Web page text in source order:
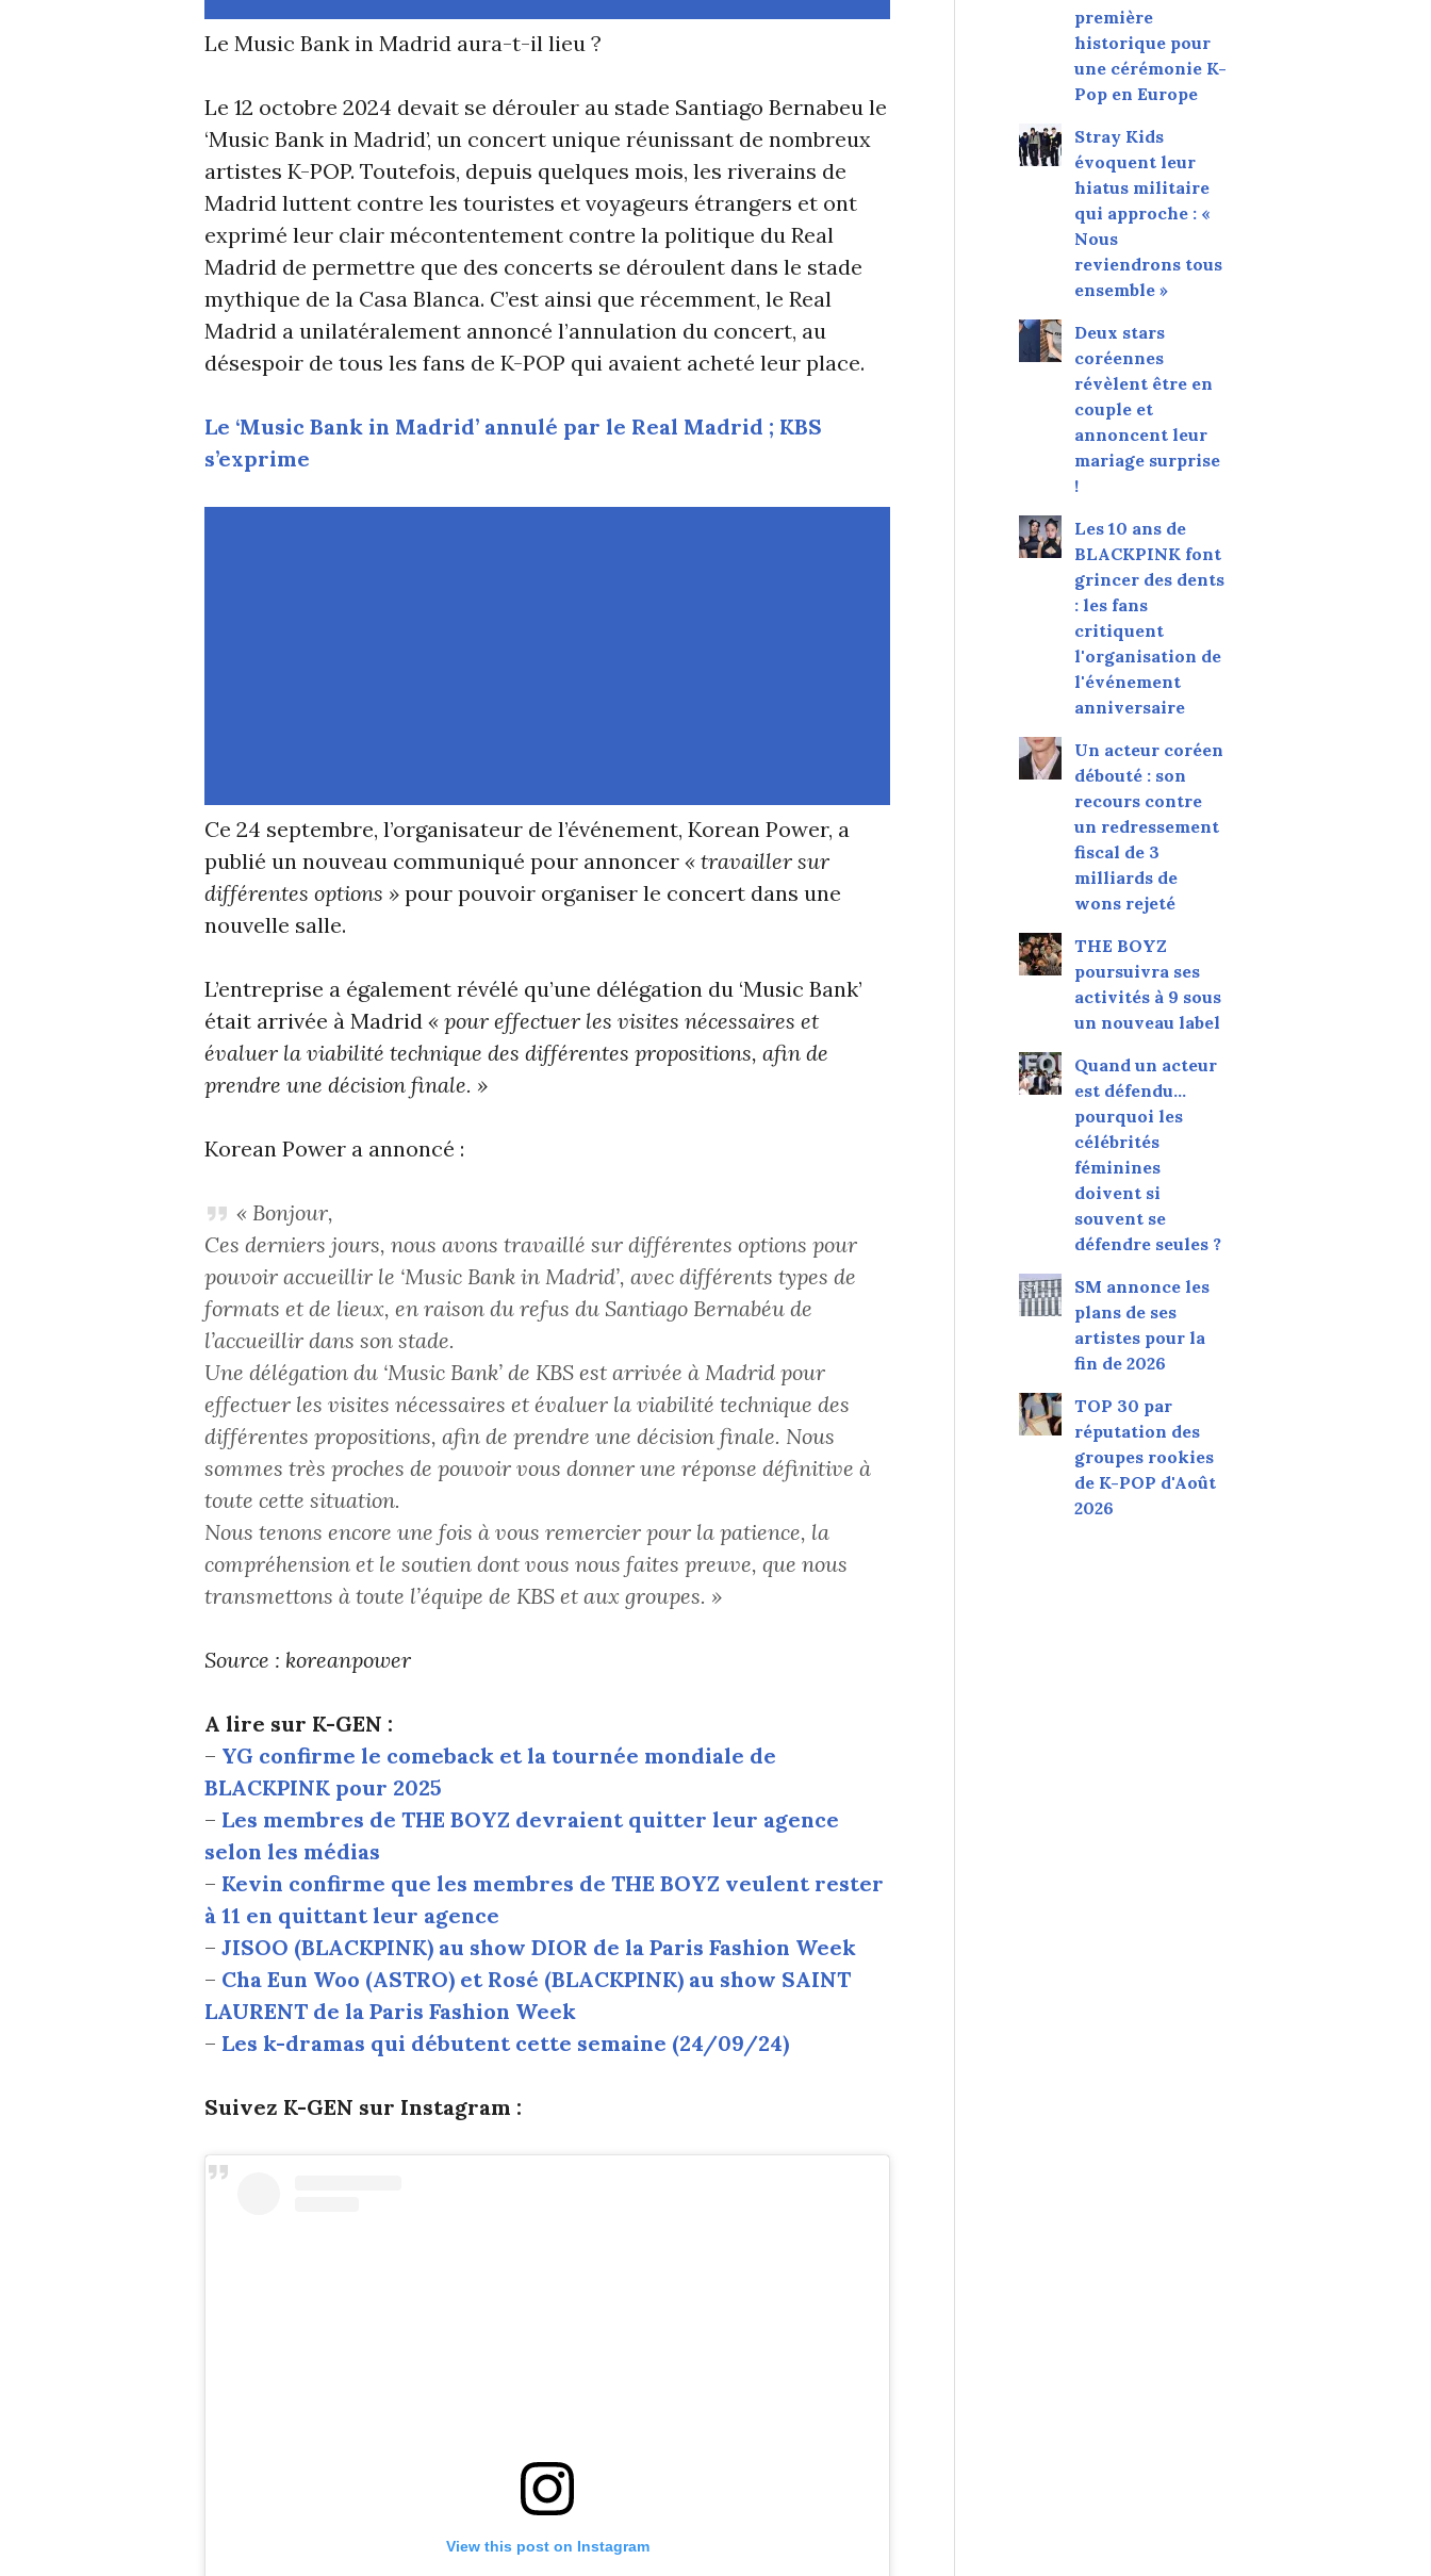
Le Music Bank in Madrid aura-t-il lieu ?
Le 12 octobre 2024 devait se dérouler au stade Santiago Bernabeu le
‘Music Bank in Madrid’, un concert unique réunissant de nombreux
artistes K-POP. Toutefois, depuis quelques mois, les riverains de
Madrid luttent contre les touristes et voyageurs étrangers et ont
exprimé leur clair mécontentement contre la politique du Real
Madrid de permettre que des concerts se déroulent dans le stade
mythique de la Casa Blanca. C’est ainsi que récemment, le Real
Madrid a unilatéralement annoncé l’annulation du concert, au
désespoir de tous les fans de K-POP qui avaient acheté leur place.
Le ‘Music Bank in Madrid’ annulé par le Real Madrid ; KBS
s’exprime
Ce 24 septembre, l’organisateur de l’événement, Korean Power, a
publié un nouveau communiqué pour annoncer « travailler sur
différentes options » pour pouvoir organiser le concert dans une
nouvelle salle.
L’entreprise a également révélé qu’une délégation du ‘Music Bank’
était arrivée à Madrid « pour effectuer les visites nécessaires et
évaluer la viabilité technique des différentes propositions, afin de
prendre une décision finale. »
Korean Power a annoncé :
« Bonjour,
Ces derniers jours, nous avons travaillé sur différentes options pour
pouvoir accueillir le ‘Music Bank in Madrid’, avec différents types de
formats et de lieux, en raison du refus du Santiago Bernabéu de
l’accueillir dans son stade.
Une délégation du ‘Music Bank’ de KBS est arrivée à Madrid pour
effectuer les visites nécessaires et évaluer la viabilité technique des
différentes propositions, afin de prendre une décision finale. Nous
sommes très proches de pouvoir vous donner une réponse définitive à
toute cette situation.
Nous tenons encore une fois à vous remercier pour la patience, la
compréhension et le soutien dont vous nous faites preuve, que nous
transmettons à toute l’équipe de KBS et aux groupes. »
Source : koreanpower
A lire sur K-GEN :
– YG confirme le comeback et la tournée mondiale de
BLACKPINK pour 2025
– Les membres de THE BOYZ devraient quitter leur agence
selon les médias
– Kevin confirme que les membres de THE BOYZ veulent rester
à 11 en quittant leur agence
– JISOO (BLACKPINK) au show DIOR de la Paris Fashion Week
– Cha Eun Woo (ASTRO) et Rosé (BLACKPINK) au show SAINT
LAURENT de la Paris Fashion Week
– Les k-dramas qui débutent cette semaine (24/09/24)
Suivez K-GEN sur Instagram :
View this post on Instagram
première
historique pour
une cérémonie K-
Pop en Europe
Stray Kids
évoquent leur
hiatus militaire
qui approche : «
Nous
reviendrons tous
ensemble »
Deux stars
coréennes
révèlent être en
couple et
annoncent leur
mariage surprise
!
Les 10 ans de
BLACKPINK font
grincer des dents
: les fans
critiquent
l'organisation de
l'événement
anniversaire
Un acteur coréen
débouté : son
recours contre
un redressement
fiscal de 3
milliards de
wons rejeté
THE BOYZ
poursuivra ses
activités à 9 sous
un nouveau label
Quand un acteur
est défendu…
pourquoi les
célébrités
féminines
doivent si
souvent se
défendre seules ?
SM annonce les
plans de ses
artistes pour la
fin de 2026
TOP 30 par
réputation des
groupes rookies
de K-POP d'Août
2026